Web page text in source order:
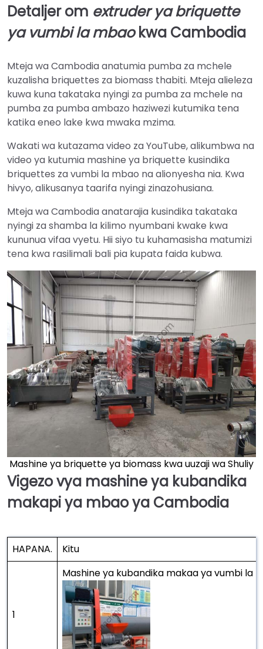
Detaljer om extruder ya briquette
ya vumbi la mbaokwa Cambodia
Mteja wa Cambodia anatumia pumba za mchele
kuzalisha briquettes za biomass thabiti. Mteja alieleza
kuwa kuna takataka nyingi za pumba za mchele na
pumba za pumba ambazo haziwezi kutumika tena
katika eneo lake kwa mwaka mzima.
Wakati wa kutazama video za YouTube, alikumbwa na
video ya kutumia mashine ya briquette kusindika
briquettes za vumbi la mbao na alionyesha nia. Kwa
hivyo, alikusanya taarifa nyingi zinazohusiana.
Mteja wa Cambodia anatarajia kusindika takataka
nyingi za shamba la kilimo nyumbani kwake kwa
kununua vifaa vyetu. Hii siyo tu kuhamasisha matumizi
tena kwa rasilimali bali pia kupata faida kubwa.
Mashine ya briquette ya biomass kwa uuzaji wa Shuliy
Vigezo vya mashine ya kubandika
makapi ya mbao ya Cambodia
HAPANA. Kitu
1
Mashine ya kubandika makaa ya vumbi la